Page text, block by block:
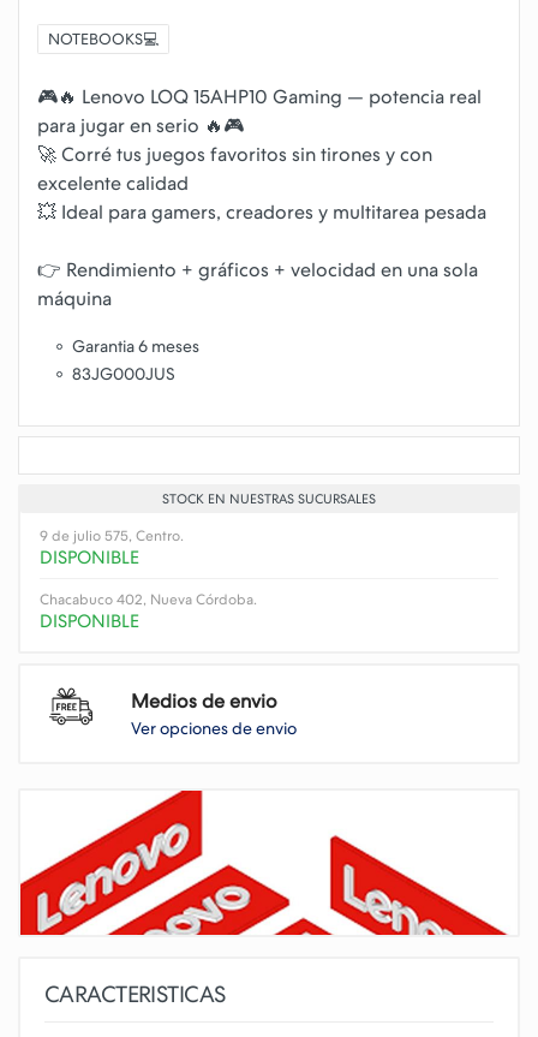
NOTEBOOKS💻
🎮🔥 Lenovo LOQ 15AHP10 Gaming — potencia real
para jugar en serio 🔥🎮
🚀 Corré tus juegos favoritos sin tirones y con
excelente calidad
💥 Ideal para gamers, creadores y multitarea pesada
👉 Rendimiento + gráficos + velocidad en una sola
Garantia 6 meses
83JG000JUS
STOCK EN NUESTRAS SUCURSALES
9 de julio 575, Centro.
DISPONIBLE
Chacabuco 402, Nueva Córdoba.
DISPONIBLE
Medios de envio
Ver opciones de envio
CARACTERISTICAS